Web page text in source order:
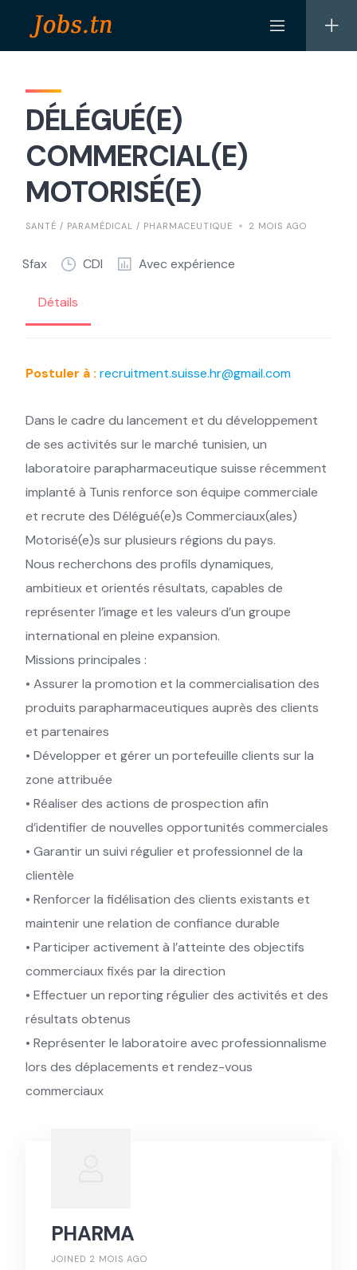
DÉLÉGUÉ(E)
COMMERCIAL(E)
MOTORISÉ(E)
SANTÉ / PARAMÉDICAL / PHARMACEUTIQUE 2 MOIS AGO
Sfax CDI Avec expérience
Détails
Postuler à : recruitment.suisse.hr@gmail.com
Dans le cadre du lancement et du développement
de ses activités sur le marché tunisien, un
laboratoire parapharmaceutique suisse récemment
implanté à Tunis renforce son équipe commerciale
et recrute des Délégué(e)s Commerciaux(ales)
Motorisé(e)s sur plusieurs régions du pays.
Nous recherchons des profils dynamiques,
ambitieux et orientés résultats, capables de
représenter l’image et les valeurs d’un groupe
international en pleine expansion.
Missions principales :
• Assurer la promotion et la commercialisation des
produits parapharmaceutiques auprès des clients
et partenaires
• Développer et gérer un portefeuille clients sur la
zone attribuée
• Réaliser des actions de prospection afin
d’identifier de nouvelles opportunités commerciales
• Garantir un suivi régulier et professionnel de la
clientèle
• Renforcer la fidélisation des clients existants et
maintenir une relation de confiance durable
• Participer activement à l’atteinte des objectifs
commerciaux fixés par la direction
• Effectuer un reporting régulier des activités et des
résultats obtenus
• Représenter le laboratoire avec professionnalisme
lors des déplacements et rendez-vous
commerciaux
PHARMA
JOINED 2 MOIS AGO